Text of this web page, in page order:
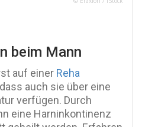
beim Mann
auf einer Reha
auch sie über eine
verfügen. Durch
eine Harninkontinenz